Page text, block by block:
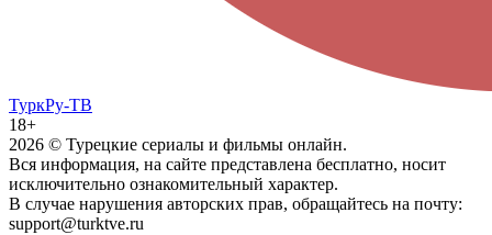
ТуркРу-ТВ
18+
2026 © Турецкие сериалы и фильмы онлайн.
Вся информация, на сайте представлена бесплатно, носит
исключительно ознакомительный характер.
В случае нарушения авторских прав, обращайтесь на почту:
support@turktve.ru